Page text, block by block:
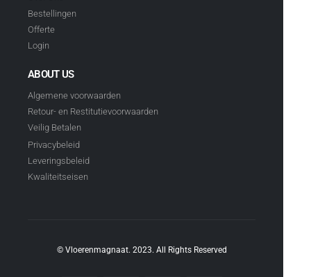
Bestellingen
Offerte
Login
ABOUT US
Algemene voorwaarden
Retour- en Restitutievoorwaarden
Veilig Betalen
Privacybeleid
Leveringsbeleid
Kwaliteitseisen
© Vloerenmagnaat. 2023. All Rights Reserved